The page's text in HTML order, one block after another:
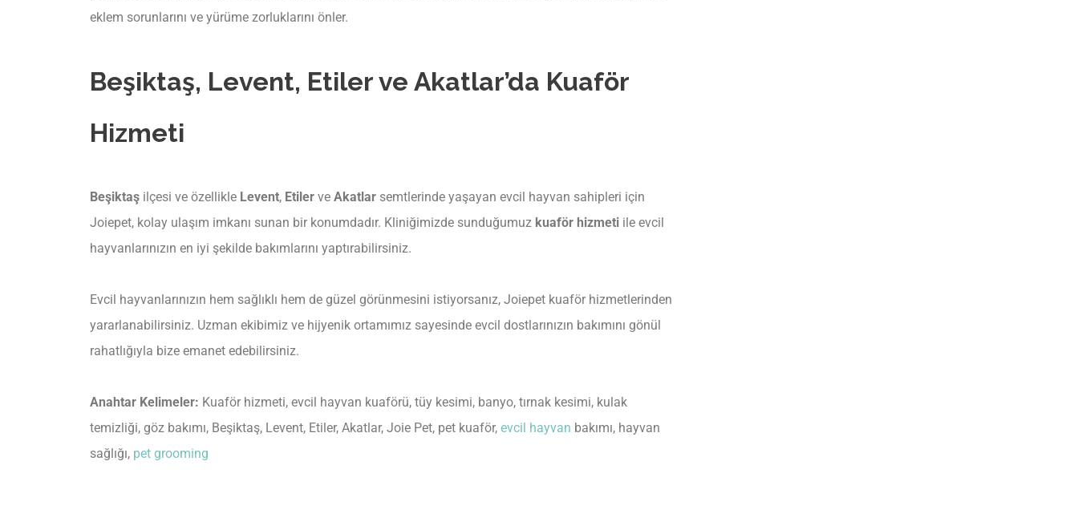
eklem sorunlarını ve yürüme zorluklarını önler.
Beşiktaş, Levent, Etiler ve Akatlar’da Kuaför
Hizmeti
Beşiktaş ilçesi ve özellikle Levent, Etiler ve Akatlar semtlerinde yaşayan evcil hayvan sahipleri için
Joiepet, kolay ulaşım imkanı sunan bir konumdadır. Kliniğimizde sunduğumuz kuaför hizmeti ile evcil
hayvanlarınızın en iyi şekilde bakımlarını yaptırabilirsiniz.
Evcil hayvanlarınızın hem sağlıklı hem de güzel görünmesini istiyorsanız, Joiepet kuaför hizmetlerinden
yararlanabilirsiniz. Uzman ekibimiz ve hijyenik ortamımız sayesinde evcil dostlarınızın bakımını gönül
rahatlığıyla bize emanet edebilirsiniz.
Anahtar Kelimeler: Kuaför hizmeti, evcil hayvan kuaförü, tüy kesimi, banyo, tırnak kesimi, kulak
temizliği, göz bakımı, Beşiktaş, Levent, Etiler, Akatlar, Joie Pet, pet kuaför, evcil hayvan bakımı, hayvan
sağlığı, pet grooming